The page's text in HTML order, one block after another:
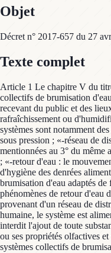
Objet
Décret n° 2017-657 du 27
Texte complet
Article 1 Le chapitre V du
collectifs de brumisation
recevant du public et des
rafraîchissement ou
systèmes sont notamment
sous pression ; «-réseau de
mentionnées au 3° du
; «-retour d'eau : le
d'hygiène des denrées
brumisation d'eau adaptés
phénomènes de retour d'eau
provenant d'un réseau de
humaine, le système est
interdit l'ajout de toute
ou ses propriétés olfactives
systèmes collectifs de